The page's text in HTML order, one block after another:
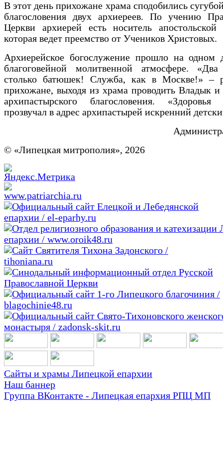
В этот день прихожане храма сподобились
благословения двух архиереев. По учению
Церкви архиерей есть носитель апостольской
которая ведет преемство от Учеников Христовых.
Архиерейское богослужение прошло на одном
благоговейной молитвенной атмосфере. «Два
столько батюшек! Служба, как в Москве!» –
прихожане, выходя из храма проводить Владык и
архипастырского благословения.
прозвучал в адрес архипастырей искренний
© «Липецкая митрополия», 2026
Сайты и храмы Липецкой епархии
Наш баннер
Группа ВКонтакте - Липецкая епархия РПЦ МП